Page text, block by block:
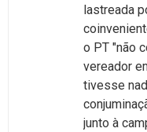
lastreada
o PT "não
vereador
tivesse
junto à